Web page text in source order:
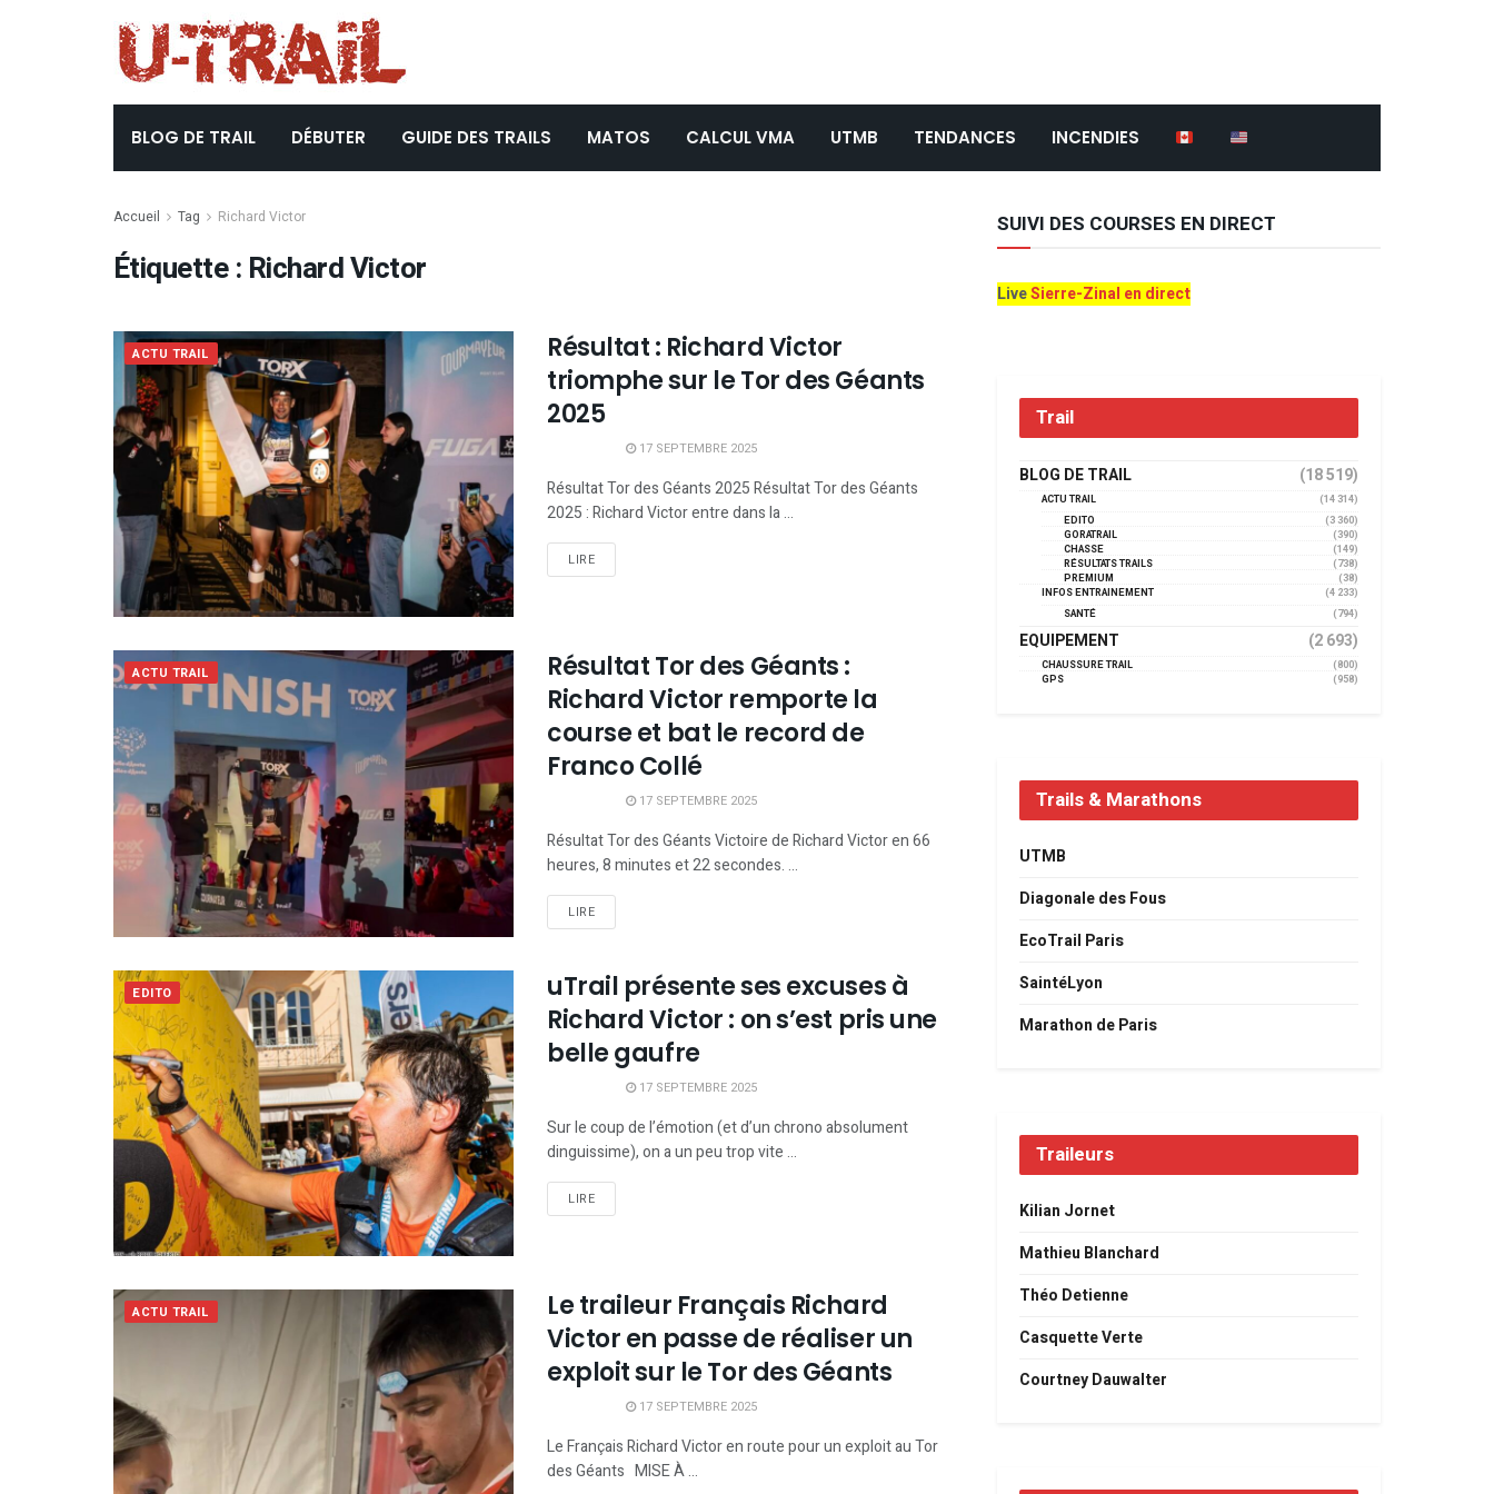
BLOG DE TRAIL DÉBUTER GUIDE DES TRAILS MATOS CALCUL VMA UTMB TENDANCES INCENDIES
Accueil Tag Richard Victor
Étiquette : Richard Victor
ACTU TRAIL
Résultat : Richard Victor
triomphe sur le Tor des Géants
2025
17 SEPTEMBRE 2025
Résultat Tor des Géants 2025 Résultat Tor des Géants
2025 : Richard Victor entre dans la ...
LIRE
ACTU TRAIL
Résultat Tor des Géants :
Richard Victor remporte la
course et bat le record de
Franco Collé
17 SEPTEMBRE 2025
Résultat Tor des Géants Victoire de Richard Victor en 66
heures, 8 minutes et 22 secondes. ...
LIRE
EDITO
uTrail présente ses excuses à
Richard Victor : on s’est pris une
belle gaufre
17 SEPTEMBRE 2025
Sur le coup de l’émotion (et d’un chrono absolument
dinguissime), on a un peu trop vite ...
LIRE
ACTU TRAIL
Le traileur Français Richard
Victor en passe de réaliser un
exploit sur le Tor des Géants
17 SEPTEMBRE 2025
Le Français Richard Victor en route pour un exploit au Tor
des Géants MISE À ...
SUIVI DES COURSES EN DIRECT
LiveSierre-Zinal en direct
Trail
BLOG DE TRAIL (18 519)
ACTU TRAIL
(14 314)
EDITO
(3 360)
GORATRAIL
(390)
CHASSE
(149)
RÉSULTATS TRAILS
(738)
PREMIUM
(38)
INFOS ENTRAINEMENT
(4 233)
SANTÉ
(794)
EQUIPEMENT (2 693)
CHAUSSURE TRAIL
(800)
GPS
(958)
Trails & Marathons
UTMB
Diagonale des Fous
EcoTrail Paris
SaintéLyon
Marathon de Paris
Traileurs
Kilian Jornet
Mathieu Blanchard
Théo Detienne
Casquette Verte
Courtney Dauwalter